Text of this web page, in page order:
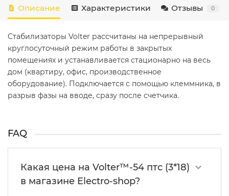
Описание Характеристики Отзывы 0
Стабилизаторы Volter рассчитаны на непрерывный
круглосуточный режим работы в закрытых
помещениях и устанавливается стационарно на весь
дом (квартиру, офис, производственное
оборудование). Подключается с помощью клеммника, в
разрыв фазы на вводе, сразу после счетчика.
FAQ
Какая цена на Volter™-54 птс (3*18)
в магазине Electro-shop?